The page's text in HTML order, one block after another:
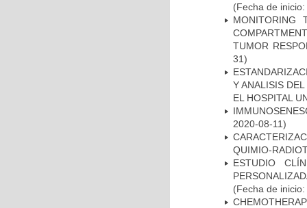
(Fecha de
MONITORING
TUMOR
31)
Y ANALISIS
EL HOSPITAL
2020-08-11)
QUIMIO-
ESTUDIO
(Fecha de